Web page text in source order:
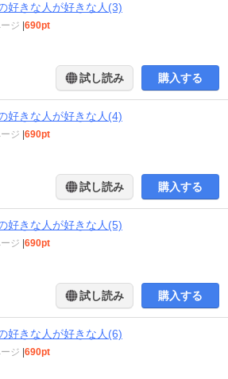
好きな人が好きな人(3)
ジ 690pt
試し読み 購入する
好きな人が好きな人(4)
ジ 690pt
試し読み 購入する
好きな人が好きな人(5)
ジ 690pt
試し読み 購入する
好きな人が好きな人(6)
ジ 690pt